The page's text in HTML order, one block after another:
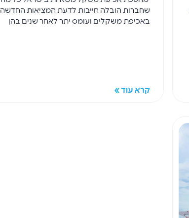
שחברות הובלה חייבות לדעת המציאות החדשה
באכיפת משקלים ועומס יתר לאחר שנים בהן
קרא עוד »